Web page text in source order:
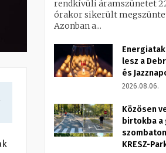
rendkívüli áramszünetet
órakor sikerült
Azonban a...
lesz a
és
2026.08.06.
Közösen
birtokba
KRESZ-